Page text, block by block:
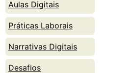
Aulas Digitais
Práticas Laborais
Narrativas Digitais
Desafios